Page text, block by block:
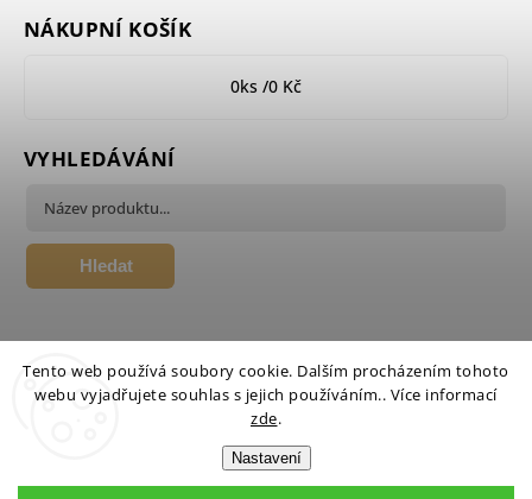
Tento web používá soubory cookie. Dalším procházením tohoto
webu vyjadřujete souhlas s jejich používáním.. Více informací
zde.
Nastavení
NÁKUPNÍ KOŠÍK
0ks /0 Kč
VYHLEDÁVÁNÍ
Hledat
Candlehouse.cz. Všechna práva vyhrazena.